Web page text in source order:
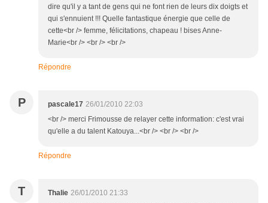
dire qu'il y a tant de gens qui ne font rien de leurs dix doigts et
qui s'ennuient !!! Quelle fantastique énergie que celle de
cette<br /> femme, félicitations, chapeau ! bises Anne-
Marie<br /> <br /> <br />
Répondre
P pascale17 26/01/2010 22:03
<br /> merci Frimousse de relayer cette information: c'est vrai
qu'elle a du talent Katouya...<br /> <br /> <br />
Répondre
T Thalie 26/01/2010 21:33